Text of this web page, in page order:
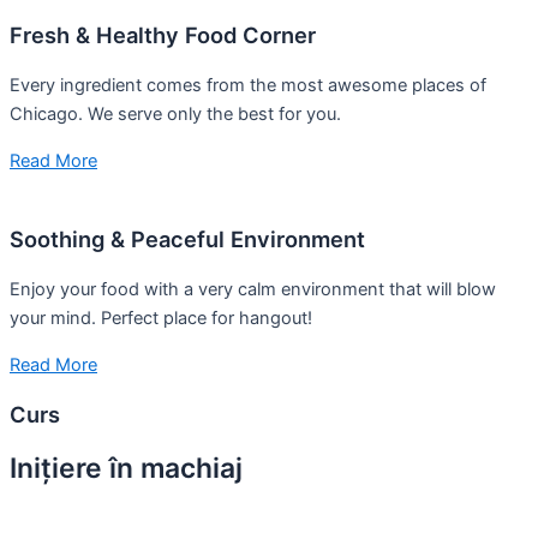
Fresh & Healthy Food Corner
Every ingredient comes from the most awesome places of
Chicago. We serve only the best for you.
Read More
Soothing & Peaceful Environment
Enjoy your food with a very calm environment that will blow
your mind. Perfect place for hangout!
Read More
Curs
Inițiere în machiaj